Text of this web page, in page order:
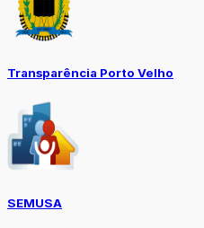
Transparência Porto Velho
SEMUSA